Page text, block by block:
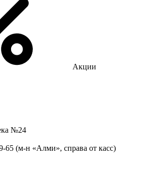
Акции
№24
65 (м-н «Алми», справа от касс)